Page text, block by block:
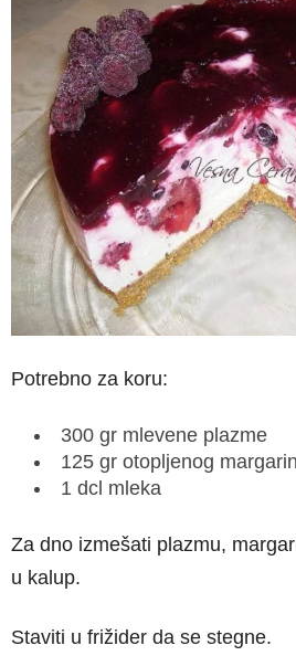
Potrebno za koru:
300 gr mlevene plazme
125 gr otopljenog
1 dcl mleka
Za dno izmešati plazmu,
u kalup.
Staviti u frižider da se stegne.